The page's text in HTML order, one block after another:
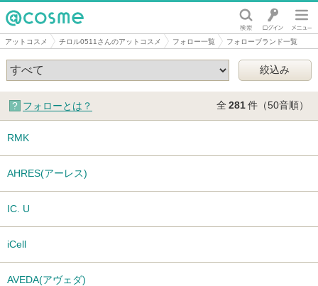
@cosme
アットコスメ チロル0511さんのアットコスメ フォロー一覧 フォローブランド一覧
フォローとは？ 全 281件（50音順）
RMK
AHRES(アーレス)
IC. U
iCell
AVEDA(アヴェダ)